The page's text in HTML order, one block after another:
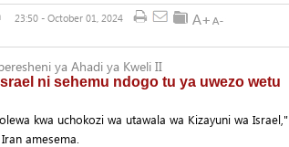
23:50 - October 01, 2024
ya Ahadi ya Kweli II
ni sehemu ndogo tu ya uwezo wetu
kwa uchokozi wa utawala wa Kizayuni wa Israel,"
amesema.